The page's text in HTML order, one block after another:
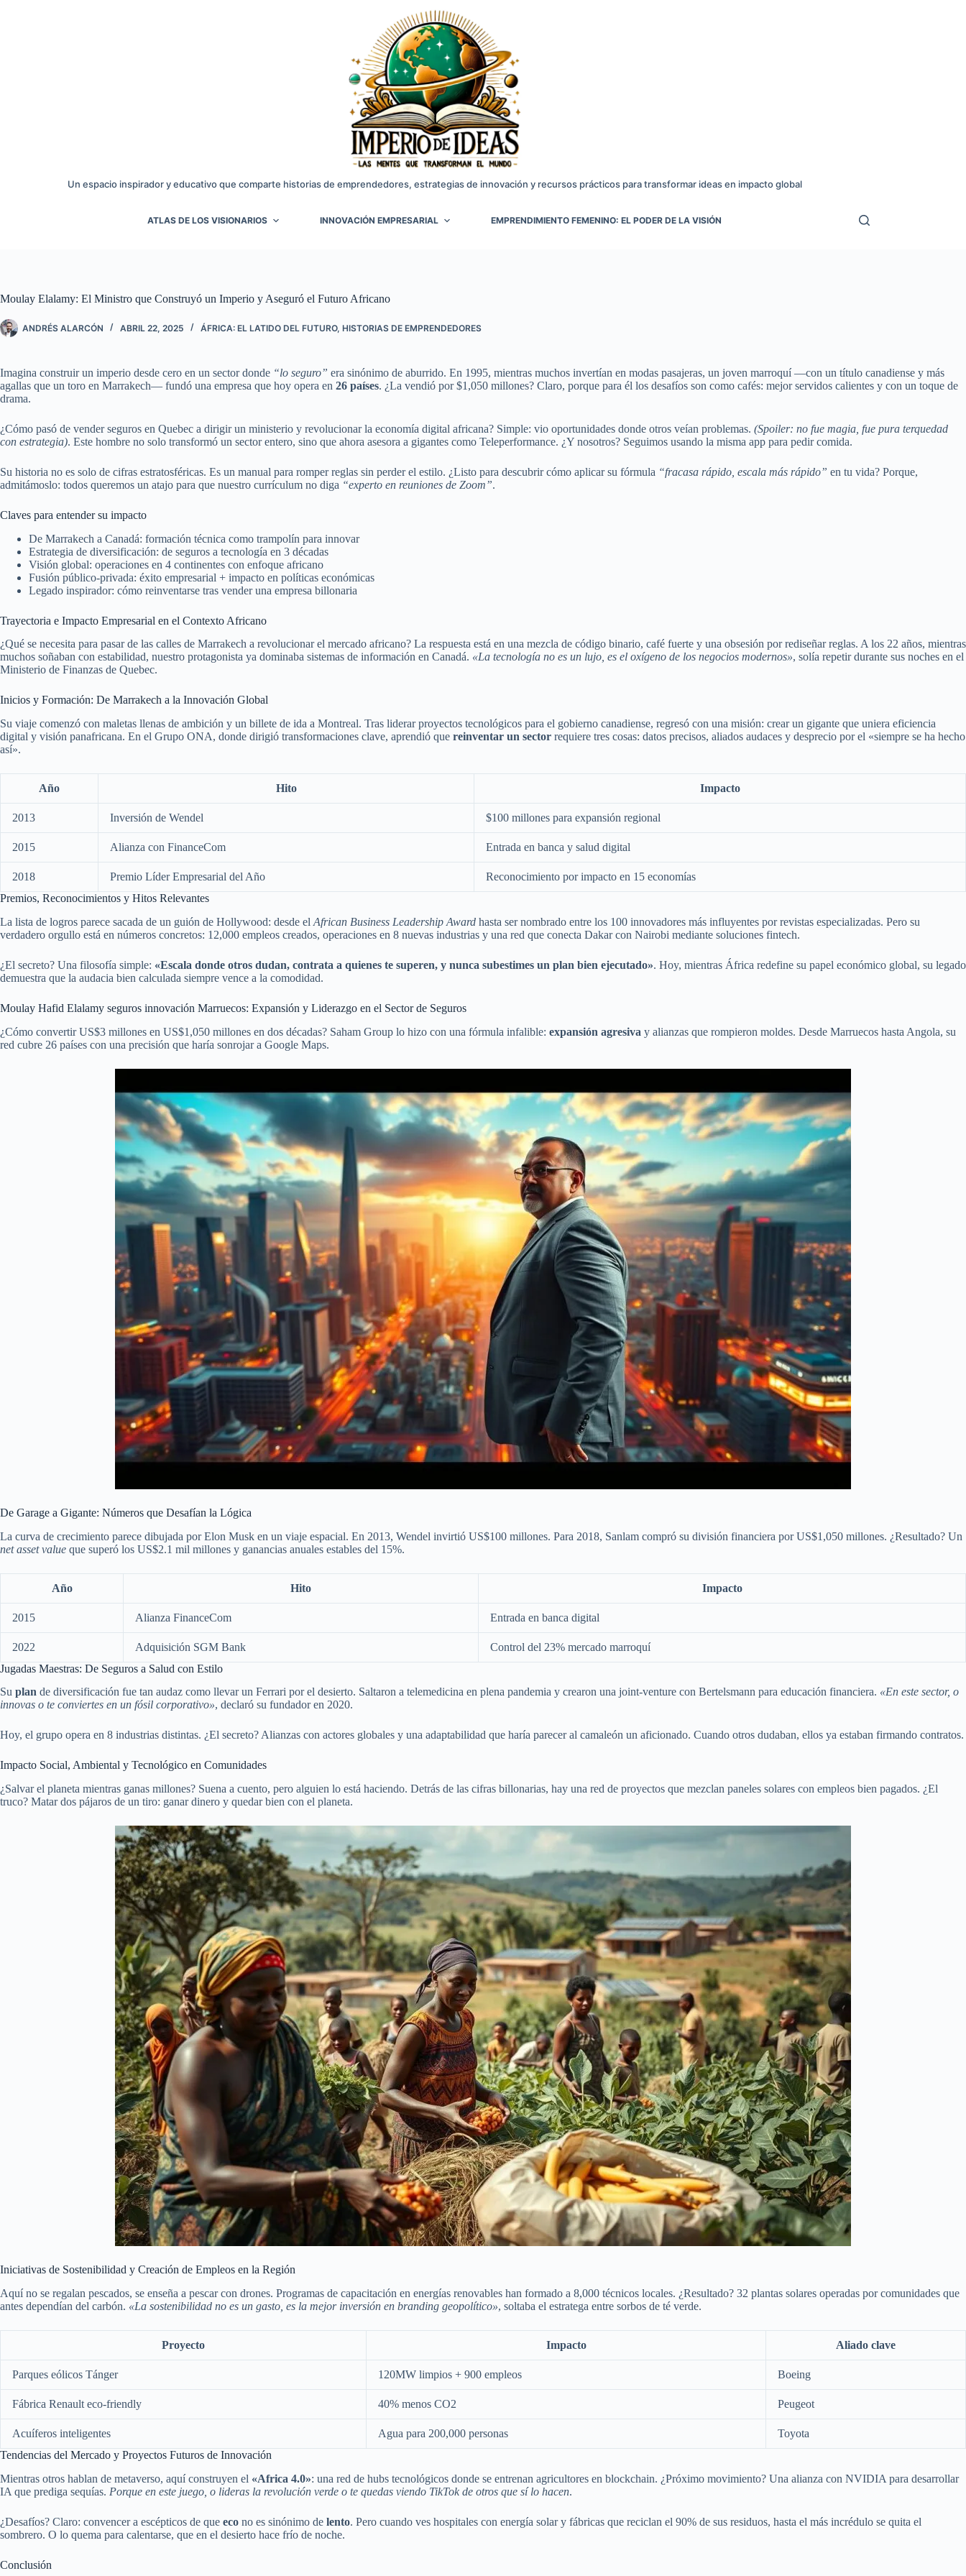
Un espacio inspirador y educativo que comparte historias de emprendedores, estrategias de innovación y recursos prácticos para transformar ideas en impacto global
ATLAS DE LOS VISIONARIOS INNOVACIÓN EMPRESARIAL EMPRENDIMIENTO FEMENINO: EL PODER DE LA VISIÓN
Moulay Elalamy: El Ministro que Construyó un Imperio y Aseguró el Futuro Africano
ANDRÉS ALARCÓN ABRIL 22, 2025 ÁFRICA: EL LATIDO DEL FUTURO, HISTORIAS DE EMPRENDEDORES
Imagina construir un imperio desde cero en un sector donde “lo seguro” era sinónimo de aburrido. En 1995, mientras muchos invertían en modas pasajeras, un joven marroquí —con un título canadiense y más
agallas que un toro en Marrakech— fundó una empresa que hoy opera en 26 países. ¿La vendió por $1,050 millones? Claro, porque para él los desafíos son como cafés: mejor servidos calientes y con un toque de
drama.
¿Cómo pasó de vender seguros en Quebec a dirigir un ministerio y revolucionar la economía digital africana? Simple: vio oportunidades donde otros veían problemas. (Spoiler: no fue magia, fue pura terquedad
con estrategia). Este hombre no solo transformó un sector entero, sino que ahora asesora a gigantes como Teleperformance. ¿Y nosotros? Seguimos usando la misma app para pedir comida.
Su historia no es solo de cifras estratosféricas. Es un manual para romper reglas sin perder el estilo. ¿Listo para descubrir cómo aplicar su fórmula “fracasa rápido, escala más rápido” en tu vida? Porque,
admitámoslo: todos queremos un atajo para que nuestro currículum no diga “experto en reuniones de Zoom”.
Claves para entender su impacto
De Marrakech a Canadá: formación técnica como trampolín para innovar
Estrategia de diversificación: de seguros a tecnología en 3 décadas
Visión global: operaciones en 4 continentes con enfoque africano
Fusión público-privada: éxito empresarial + impacto en políticas económicas
Legado inspirador: cómo reinventarse tras vender una empresa billonaria
Trayectoria e Impacto Empresarial en el Contexto Africano
¿Qué se necesita para pasar de las calles de Marrakech a revolucionar el mercado africano? La respuesta está en una mezcla de código binario, café fuerte y una obsesión por rediseñar reglas. A los 22 años, mientras
muchos soñaban con estabilidad, nuestro protagonista ya dominaba sistemas de información en Canadá. «La tecnología no es un lujo, es el oxígeno de los negocios modernos», solía repetir durante sus noches en el
Ministerio de Finanzas de Quebec.
Inicios y Formación: De Marrakech a la Innovación Global
Su viaje comenzó con maletas llenas de ambición y un billete de ida a Montreal. Tras liderar proyectos tecnológicos para el gobierno canadiense, regresó con una misión: crear un gigante que uniera eficiencia
digital y visión panafricana. En el Grupo ONA, donde dirigió transformaciones clave, aprendió que reinventar un sector requiere tres cosas: datos precisos, aliados audaces y desprecio por el «siempre se ha hecho
así».
Año Hito Impacto
2013 Inversión de Wendel $100 millones para expansión regional
2015 Alianza con FinanceCom Entrada en banca y salud digital
2018 Premio Líder Empresarial del Año
Reconocimiento por impacto en 15 economías
Premios, Reconocimientos y Hitos Relevantes
La lista de logros parece sacada de un guión de Hollywood: desde el African Business Leadership Award hasta ser nombrado entre los 100 innovadores más influyentes por revistas especializadas. Pero su
verdadero orgullo está en números concretos: 12,000 empleos creados, operaciones en 8 nuevas industrias y una red que conecta Dakar con Nairobi mediante soluciones fintech.
¿El secreto? Una filosofía simple: «Escala donde otros dudan, contrata a quienes te superen, y nunca subestimes un plan bien ejecutado». Hoy, mientras África redefine su papel económico global, su legado
demuestra que la audacia bien calculada siempre vence a la comodidad.
Moulay Hafid Elalamy seguros innovación Marruecos: Expansión y Liderazgo en el Sector de Seguros
¿Cómo convertir US$3 millones en US$1,050 millones en dos décadas? Saham Group lo hizo con una fórmula infalible: expansión agresiva y alianzas que rompieron moldes. Desde Marruecos hasta Angola, su
red cubre 26 países con una precisión que haría sonrojar a Google Maps.
De Garage a Gigante: Números que Desafían la Lógica
La curva de crecimiento parece dibujada por Elon Musk en un viaje espacial. En 2013, Wendel invirtió US$100 millones. Para 2018, Sanlam compró su división financiera por US$1,050 millones. ¿Resultado? Un
net asset value que superó los US$2.1 mil millones y ganancias anuales estables del 15%.
Año Hito Impacto
2015 Alianza FinanceCom Entrada en banca digital
2022 Adquisición SGM Bank
Control del 23% mercado marroquí
Jugadas Maestras: De Seguros a Salud con Estilo
Su plan de diversificación fue tan audaz como llevar un Ferrari por el desierto. Saltaron a telemedicina en plena pandemia y crearon una joint-venture con Bertelsmann para educación financiera. «En este sector, o
innovas o te conviertes en un fósil corporativo», declaró su fundador en 2020.
Hoy, el grupo opera en 8 industrias distintas. ¿El secreto? Alianzas con actores globales y una adaptabilidad que haría parecer al camaleón un aficionado. Cuando otros dudaban, ellos ya estaban firmando contratos.
Impacto Social, Ambiental y Tecnológico en Comunidades
¿Salvar el planeta mientras ganas millones? Suena a cuento, pero alguien lo está haciendo. Detrás de las cifras billonarias, hay una red de proyectos que mezclan paneles solares con empleos bien pagados. ¿El
truco? Matar dos pájaros de un tiro: ganar dinero y quedar bien con el planeta.
Iniciativas de Sostenibilidad y Creación de Empleos en la Región
Aquí no se regalan pescados, se enseña a pescar con drones. Programas de capacitación en energías renovables han formado a 8,000 técnicos locales. ¿Resultado? 32 plantas solares operadas por comunidades que
antes dependían del carbón. «La sostenibilidad no es un gasto, es la mejor inversión en branding geopolítico», soltaba el estratega entre sorbos de té verde.
Proyecto Impacto Aliado clave
Parques eólicos Tánger 120MW limpios + 900 empleos Boeing
Fábrica Renault eco-friendly 40% menos CO2 Peugeot
Acuíferos inteligentes Agua para 200,000 personas
Toyota
Tendencias del Mercado y Proyectos Futuros de Innovación
Mientras otros hablan de metaverso, aquí construyen el «Africa 4.0»: una red de hubs tecnológicos donde se entrenan agricultores en blockchain. ¿Próximo movimiento? Una alianza con NVIDIA para desarrollar
IA que prediga sequías. Porque en este juego, o lideras la revolución verde o te quedas viendo TikTok de otros que sí lo hacen.
¿Desafíos? Claro: convencer a escépticos de que eco no es sinónimo de lento. Pero cuando ves hospitales con energía solar y fábricas que reciclan el 90% de sus residuos, hasta el más incrédulo se quita el
sombrero. O lo quema para calentarse, que en el desierto hace frío de noche.
Conclusión